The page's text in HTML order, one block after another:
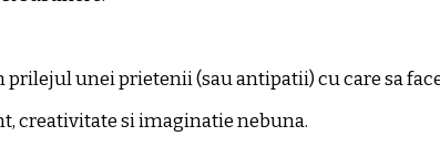
prilejul unei prietenii (sau antipatii) cu care sa
creativitate si imaginatie nebuna.